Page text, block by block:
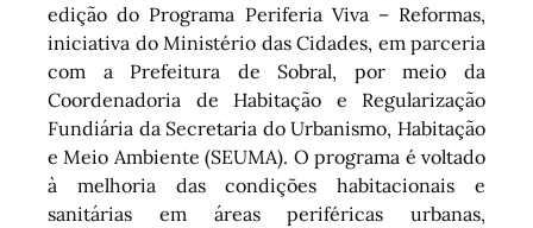
edição do Programa Periferia Viva – Reformas,
iniciativa do Ministério das Cidades, em parceria
com a Prefeitura de Sobral, por meio da
Coordenadoria de Habitação e Regularização
Fundiária da Secretaria do Urbanismo, Habitação
e Meio Ambiente (SEUMA). O programa é voltado
à melhoria das condições habitacionais e
sanitárias em áreas periféricas urbanas,